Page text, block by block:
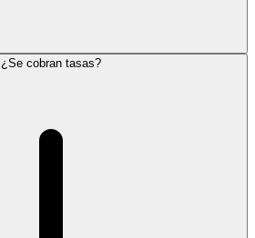
¿Se cobran tasas?